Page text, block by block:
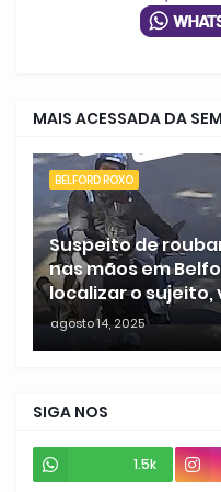
MAIS ACESSADA DA
BELFORD ROXO
Suspeito de
nas mãos em
localizar o sujeito,
agosto 14, 2025
SIGA NOS
1.5k